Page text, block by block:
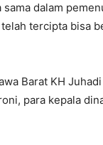
dalam
tercipta bisa
Barat KH
para kepala